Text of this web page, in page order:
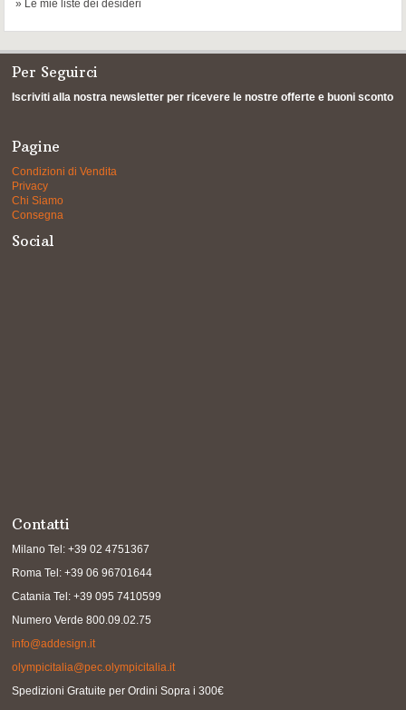
» Le mie liste dei desideri
Per Seguirci
Iscriviti alla nostra newsletter per ricevere le nostre offerte e buoni sconto
Pagine
Condizioni di Vendita
Privacy
Chi Siamo
Consegna
Social
Contatti
Milano Tel: +39 02 4751367
Roma Tel: +39 06 96701644
Catania Tel: +39 095 7410599
Numero Verde 800.09.02.75
info@addesign.it
olympicitalia@pec.olympicitalia.it
Spedizioni Gratuite per Ordini Sopra i 300€